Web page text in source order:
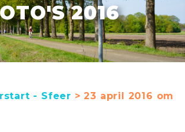
2016
- Sfeer > 23 april 2016 om